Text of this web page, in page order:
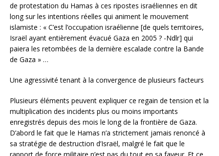
de protestation du Hamas à ces ripostes israéliennes en dit
long sur les intentions réelles qui animent le mouvement
islamiste : « C’est l’occupation israélienne [de quels territoires,
Israël ayant entièrement évacué Gaza en 2005 ? -Ndlr] qui
paiera les retombées de la dernière escalade contre la Bande
de Gaza » …
Une agressivité tenant à la convergence de plusieurs facteurs
Plusieurs éléments peuvent expliquer ce regain de tension et la
multiplication des incidents plus ou moins importants
enregistrés depuis des mois le long de la frontière de Gaza.
D’abord le fait que le Hamas n’a strictement jamais renoncé à
sa stratégie de destruction d’Israël, malgré le fait que le